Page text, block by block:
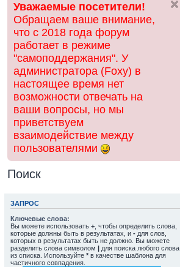
Уважаемые посетители!
Обращаем ваше внимание,
что с 2018 года форум
работает в режиме
"самоподдержания". У
администратора (Foxy) в
настоящее время нет
возможности отвечать на
ваши вопросы, но мы
приветствуем
взаимодействие между
пользователями
Поиск
ЗАПРОС
Ключевые слова:
Вы можете использовать + , чтобы определить слова,
которые должны быть в результатах, и - для слов,
которых в результатах быть не должно. Вы можете
разделить слова символом | для поиска любого слова
из списка. Используйте * в качестве шаблона для
частичного совпадения.